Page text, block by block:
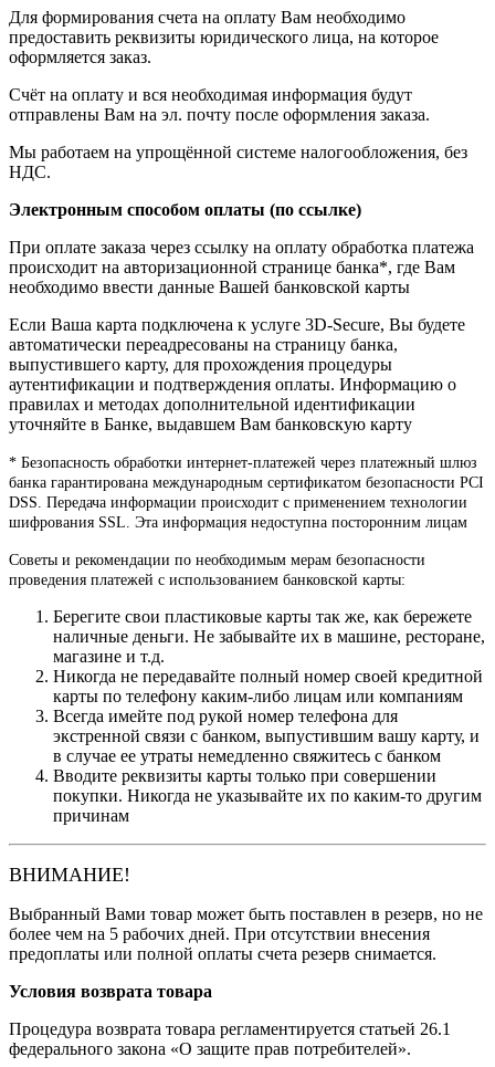
Для формирования счета на оплату Вам необходимо
предоставить реквизиты юридического лица, на которое
оформляется заказ.
Счёт на оплату и вся необходимая информация будут
отправлены Вам на эл. почту после оформления заказа.
Мы работаем на упрощённой системе налогообложения, без
НДС.
Электронным способом оплаты (по ссылке)
При оплате заказа через ссылку на оплату обработка платежа
происходит на авторизационной странице банка*, где Вам
необходимо ввести данные Вашей банковской карты
Если Ваша карта подключена к услуге 3D-Secure, Вы будете
автоматически переадресованы на страницу банка,
выпустившего карту, для прохождения процедуры
аутентификации и подтверждения оплаты. Информацию о
правилах и методах дополнительной идентификации
уточняйте в Банке, выдавшем Вам банковскую карту
* Безопасность обработки интернет-платежей через платежный шлюз
банка гарантирована международным сертификатом безопасности PCI
DSS. Передача информации происходит с применением технологии
шифрования SSL. Эта информация недоступна посторонним лицам
Советы и рекомендации по необходимым мерам безопасности
проведения платежей с использованием банковской карты:
Берегите свои пластиковые карты так же, как бережете
наличные деньги. Не забывайте их в машине, ресторане,
магазине и т.д.
Никогда не передавайте полный номер своей кредитной
карты по телефону каким-либо лицам или компаниям
Всегда имейте под рукой номер телефона для
экстренной связи с банком, выпустившим вашу карту, и
в случае ее утраты немедленно свяжитесь с банком
Вводите реквизиты карты только при совершении
покупки. Никогда не указывайте их по каким-то другим
причинам
ВНИМАНИЕ!
Выбранный Вами товар может быть поставлен в резерв, но не
более чем на 5 рабочих дней. При отсутствии внесения
предоплаты или полной оплаты счета резерв снимается.
Условия возврата товара
Процедура возврата товара регламентируется статьей 26.1
федерального закона «О защите прав потребителей».